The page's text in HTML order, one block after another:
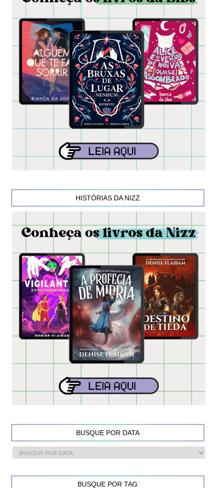
HISTÓRIAS DA NIZZ
BUSQUE POR DATA
BUSQUE POR TAG